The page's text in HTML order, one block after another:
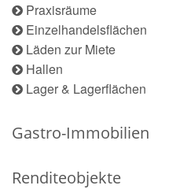
Praxisräume
Einzelhandelsflächen
Läden zur Miete
Hallen
Lager & Lagerflächen
Gastro-Immobilien
Renditeobjekte